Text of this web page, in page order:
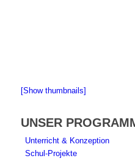
[Show thumbnails]
UNSER
Unterricht & Konzeption
Schul-Projekte